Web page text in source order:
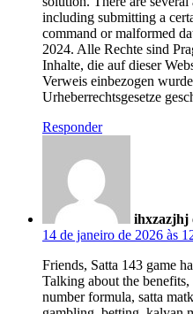
including submitting a
command or malformed
2024. Alle Rechte sind
Inhalte, die auf dieser
Verweis einbezogen
Urheberrechtsgesetze
Responder
ihxzazjhj
14 de janeiro de 2026 às
Friends, Satta 143 game
Talking about the
number formula, satta